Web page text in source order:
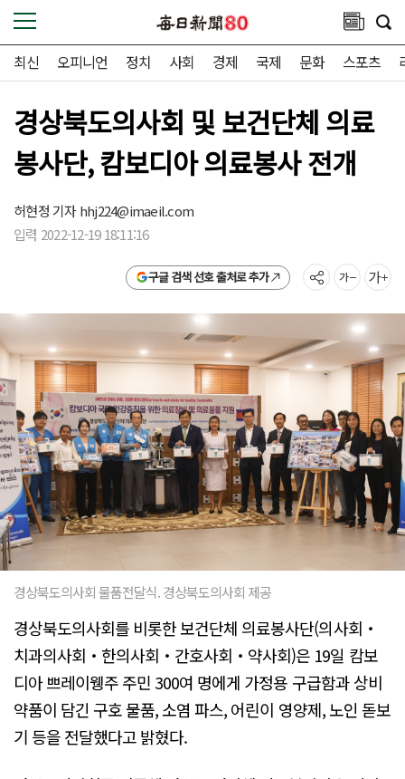
최신 오피니언 정치 사회 경제 국제 문화 스포츠
경상북도의사회 및 보건단체 의료
봉사단, 캄보디아 의료봉사 전개
허현정 기자hhj224@imaeil.com
입력 2022-12-19 18:11:16
구글 검색 선호 출처로 추가
경상북도의사회 물품전달식. 경상북도의사회 제공
경상북도의사회를 비롯한 보건단체 의료봉사단(의사회‧
치과의사회‧한의사회‧간호사회‧약사회)은 19일 캄보
디아 쁘레이웽주 주민 300여 명에게 가정용 구급함과 상비
약품이 담긴 구호 물품, 소염 파스, 어린이 영양제, 노인 돋보
기 등을 전달했다고 밝혔다.